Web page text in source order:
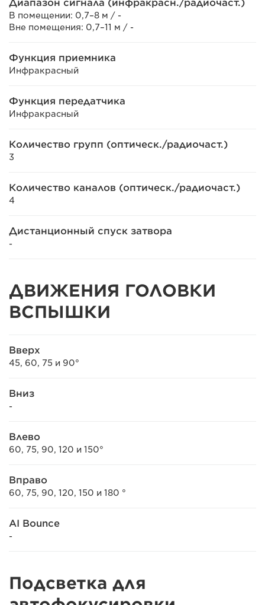
Диапазон сигнала (инфракрасн./радиочаст.)
В помещении: 0,7–8 м / -
Вне помещения: 0,7–11 м / -
Функция приемника
Инфракрасный
Функция передатчика
Инфракрасный
Количество групп (оптическ./радиочаст.)
3
Количество каналов (оптическ./радиочаст.)
4
Дистанционный спуск затвора
-
ДВИЖЕНИЯ ГОЛОВКИ
ВСПЫШКИ
Вверх
45, 60, 75 и 90°
Вниз
-
Влево
60, 75, 90, 120 и 150°
Вправо
60, 75, 90, 120, 150 и 180 °
AI Bounce
-
Подсветка для